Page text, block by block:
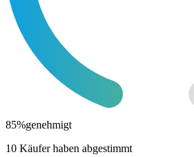
85%genehmigt
10 Käufer haben abgestimmt